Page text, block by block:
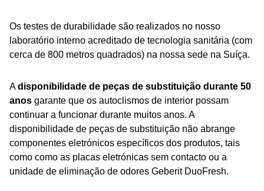
Os testes de durabilidade são realizados no nosso
laboratório interno acreditado de tecnologia sanitária (com
cerca de 800 metros quadrados) na nossa sede na Suíça.
Adisponibilidade de peças de substituição durante 50
anos garante que os autoclismos de interior possam
continuar a funcionar durante muitos anos. A
disponibilidade de peças de substituição não abrange
componentes eletrónicos específicos dos produtos, tais
como como as placas eletrónicas sem contacto ou a
unidade de eliminação de odores Geberit DuoFresh.